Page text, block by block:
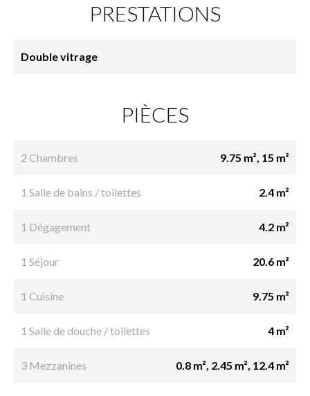
PRESTATIONS
Double vitrage
PIÈCES
2 Chambres 9.75 m², 15 m²
1 Salle de bains / toilettes 2.4 m²
1 Dégagement 4.2 m²
1 Séjour 20.6 m²
1 Cuisine 9.75 m²
1 Salle de douche / toilettes 4 m²
3 Mezzanines 0.8 m², 2.45 m², 12.4 m²